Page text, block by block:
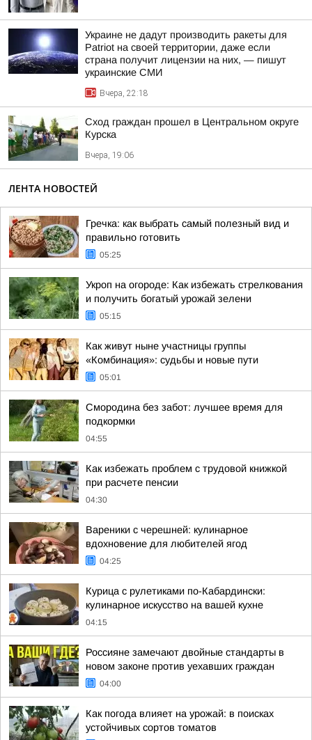
Украине не дадут производить ракеты для
Patriot на своей территории, даже если
страна получит лицензии на них, — пишут
украинские СМИ
Вчера, 22:18
Сход граждан прошел в Центральном округе
Курска
Вчера, 19:06
ЛЕНТА НОВОСТЕЙ
Гречка: как выбрать самый полезный вид и
правильно готовить
05:25
Укроп на огороде: Как избежать стрелкования
и получить богатый урожай зелени
05:15
Как живут ныне участницы группы
«Комбинация»: судьбы и новые пути
05:01
Смородина без забот: лучшее время для
подкормки
04:55
Как избежать проблем с трудовой книжкой
при расчете пенсии
04:30
Вареники с черешней: кулинарное
вдохновение для любителей ягод
04:25
Курица с рулетиками по-Кабардински:
кулинарное искусство на вашей кухне
04:15
Россияне замечают двойные стандарты в
новом законе против уехавших граждан
04:00
Как погода влияет на урожай: в поисках
устойчивых сортов томатов